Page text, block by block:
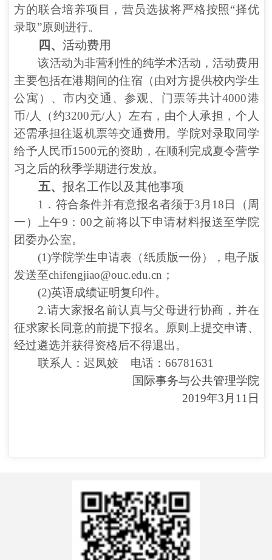
方的联合培养项目，营员选拔将严格按照“择优
录取”原则进行。
四、活动费用
该活动为非营利性的纯学术活动，活动费用
主要包括在港期间的住宿（由对方提供校内学生
公寓）、市内交通、参观、门票等共计4000港
币/人（约3200元/人） 左右，由个人承担，个人
还需承担往返机票等交通费用。学院对录取同学
给予人民币1500元的资助，在顺利完成夏令营学
习之后的秋季学期进行发放。
五、报名工作以及其他事项
1．符合条件并有意报名者须于3月 18 日（周
一）上午9 ：00之前将以下申请材料报送至学院
团委办公室。
(1)学院学生申请表（纸质版一份），电子版
发送至chifengjiao@ouc.edu.cn ；
(2)英语成绩证明复印件。
2.请大家报名前认真与父母进行协商，并在
征求家长同意的前提下报名。 原则上提交申请、
经过遴选并获得资格后不得退出 。
联系人：迟凤姣 电话：66781631
国际事务与公共管理学院
2019年3月 11 日